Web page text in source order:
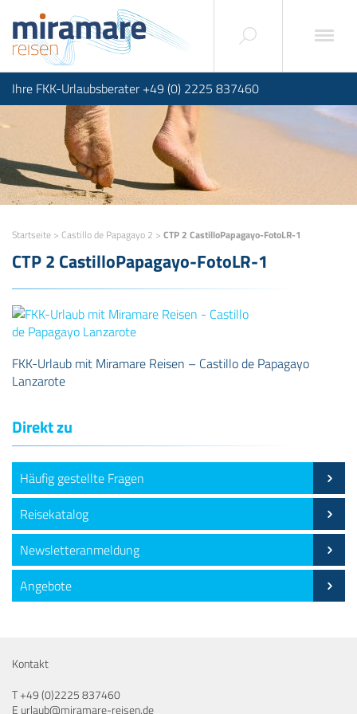
Ihre FKK-Urlaubsberater +49 (0) 2225 837460
Startseite > Castillo de Papagayo 2 > CTP 2 CastilloPapagayo-FotoLR-1
CTP 2 CastilloPapagayo-FotoLR-1
FKK-Urlaub mit Miramare Reisen – Castillo de Papagayo
Lanzarote
Direkt zu
Häufig gestellte Fragen
Reisekatalog
Newsletteranmeldung
Angebote
Kontakt
T+49 (0)2225 837460
E urlaub@miramare-reisen.de